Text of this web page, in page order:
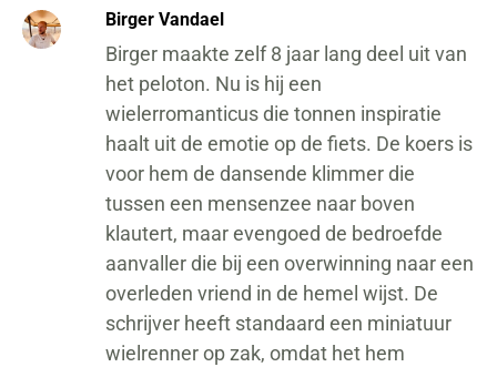
Birger Vandael
Birger maakte zelf 8 jaar lang deel uit van
het peloton. Nu is hij een
wielerromanticus die tonnen inspiratie
haalt uit de emotie op de fiets. De koers is
voor hem de dansende klimmer die
tussen een mensenzee naar boven
klautert, maar evengoed de bedroefde
aanvaller die bij een overwinning naar een
overleden vriend in de hemel wijst. De
schrijver heeft standaard een miniatuur
wielrenner op zak, omdat het hem